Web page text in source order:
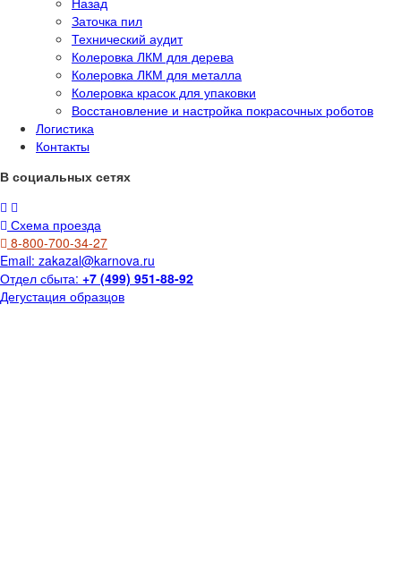
Заточка пил
Технический аудит
Колеровка ЛКМ для дерева
Колеровка ЛКМ для металла
Колеровка красок для упаковки
Восстановление и настройка покрасочных роботов
Логистика
Контакты
В социальных сетях
Схема проезда
8-800-700-34-27
Email: zakazal@karnova.ru
Отдел сбыта: +7 (499) 951-88-92
Дегустация образцов